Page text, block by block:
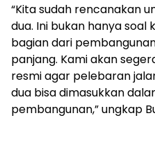
“Kita sudah rencanakan
dua. Ini bukan hanya
bagian dari
panjang. Kami akan
resmi agar pelebaran
dua bisa dimasukkan
pembangunan,”ungkap